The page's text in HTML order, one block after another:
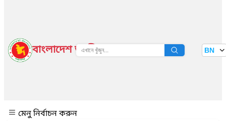
বাংলাদেশ জাতীয় তথ্য বাতায়ন BN
মেনু নির্বাচন করুন